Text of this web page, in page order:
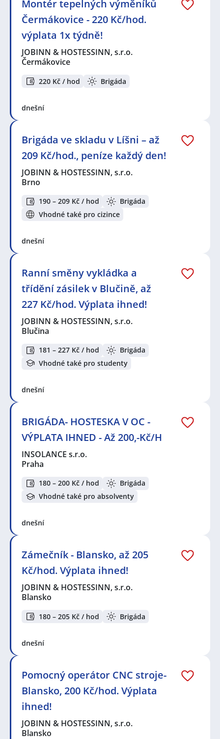
Montér tepelných výměníků
Čermákovice - 220 Kč/hod.
výplata 1x týdně!
JOBINN & HOSTESSINN, s.r.o.
Čermákovice
220 Kč / hod Brigáda
dnešní
Brigáda ve skladu v Líšni – až
209 Kč/hod., peníze každý den!
JOBINN & HOSTESSINN, s.r.o.
Brno
190 – 209 Kč / hod
Brigáda
Vhodné také pro cizince
dnešní
Ranní směny vykládka a
třídění zásilek v Blučině, až
227 Kč/hod. Výplata ihned!
JOBINN & HOSTESSINN, s.r.o.
Blučina
181 – 227 Kč / hod
Brigáda
Vhodné také pro studenty
dnešní
BRIGÁDA- HOSTESKA V OC -
VÝPLATA IHNED - Až 200,-Kč/H
INSOLANCE s.r.o.
Praha
180 – 200 Kč / hod
Brigáda
Vhodné také pro absolventy
dnešní
Zámečník - Blansko, až 205
Kč/hod. Výplata ihned!
JOBINN & HOSTESSINN, s.r.o.
Blansko
180 – 205 Kč / hod Brigáda
dnešní
Pomocný operátor CNC stroje-
Blansko, 200 Kč/hod. Výplata
ihned!
JOBINN & HOSTESSINN, s.r.o.
Blansko